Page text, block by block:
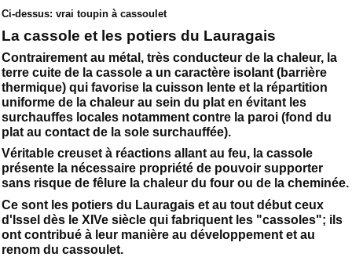
Ci-dessus: vrai toupin à cassoulet
La cassole et les potiers du Lauragais
Contrairement au métal, très conducteur de la chaleur, la
terre cuite de la cassole a un caractère isolant (barrière
thermique) qui favorise la cuisson lente et la répartition
uniforme de la chaleur au sein du plat en évitant les
surchauffes locales notamment contre la paroi (fond du
plat au contact de la sole surchauffée).
Véritable creuset à réactions allant au feu, la cassole
présente la nécessaire propriété de pouvoir supporter
sans risque de fêlure la chaleur du four ou de la cheminée.
Ce sont les potiers du Lauragais et au tout début ceux
d'Issel dès le XIVe siècle qui fabriquent les "cassoles"; ils
ont contribué à leur manière au développement et au
renom du cassoulet.